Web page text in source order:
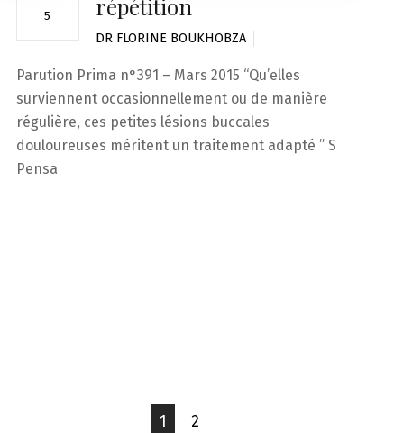
5
répétition
DR FLORINE BOUKHOBZA
Parution Prima n°391 – Mars 2015 “Qu’elles
surviennent occasionnellement ou de manière
régulière, ces petites lésions buccales
douloureuses méritent un traitement adapté ” S
Pensa
1 2